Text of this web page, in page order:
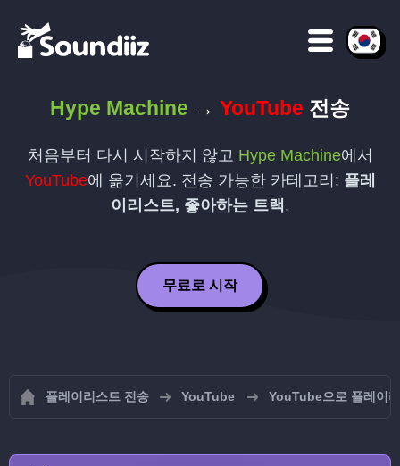
Hype Machine → YouTube 전송
처음부터 다시 시작하지 않고 Hype Machine에서
YouTube에 옮기세요. 전송 가능한 카테고리: 플레
이리스트, 좋아하는 트랙.
무료로 시작
플레이리스트 전송 YouTube YouTube으로 플레이